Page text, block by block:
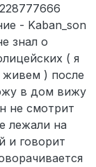
- Kaban_son
знал о
( я
) после
в дом вижу
не смотрит
лежали на
и говорит